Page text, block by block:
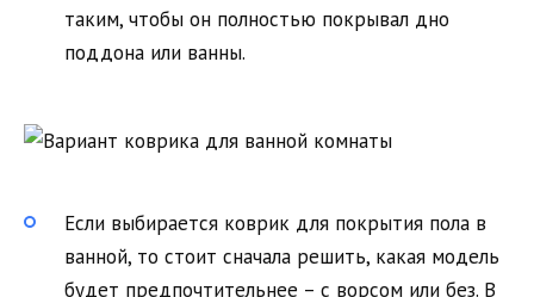
таким, чтобы он полностью покрывал дно
поддона или ванны.
Если выбирается коврик для покрытия пола в
ванной, то стоит сначала решить, какая модель
будет предпочтительнее – с ворсом или без. В